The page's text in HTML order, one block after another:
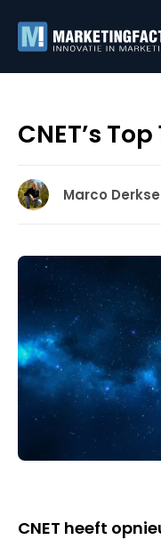
CNET’s
Marco
CNET heeft